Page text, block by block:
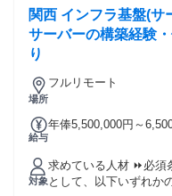
ばり還元！／ 店舗の売
給。努力がきちんとカ
関西 インフラ基盤(サ
サーバーの構築経験
り
場所
フルリモート
給与
年俸5,500,000円～
支払われる通勤・皆勤
払われるその他手当金額：なし 年俸
円 基本給450,000円～
対象
求めている人材 ⏩必
として、以下いずれか